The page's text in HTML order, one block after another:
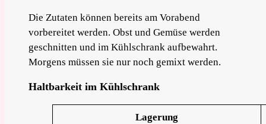
Die Zutaten können bereits am Vorabend
vorbereitet werden. Obst und Gemüse werden
geschnitten und im Kühlschrank aufbewahrt.
Morgens müssen sie nur noch gemixt werden.
Haltbarkeit im Kühlschrank
Lagerung